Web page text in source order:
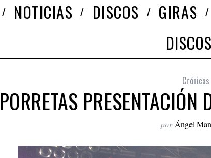
NOTICIAS DISCOS GIRAS
Crónicas
PORRETAS
por Ángel